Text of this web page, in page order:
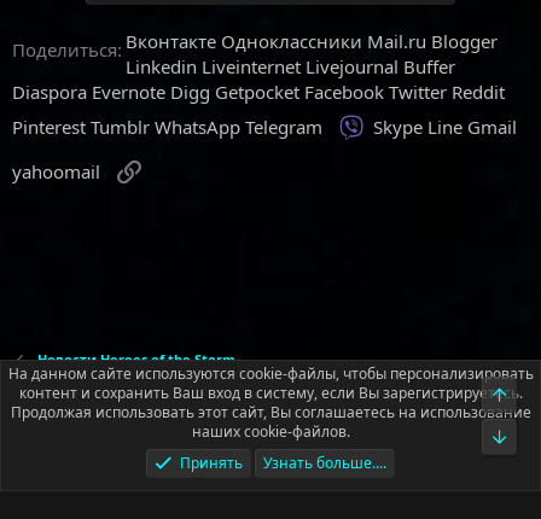
Поделиться: Вконтакте Одноклассники Mail.ru Blogger
Linkedin Liveinternet Livejournal Buffer
Diaspora Evernote Digg Getpocket Facebook Twitter Reddit
Pinterest Tumblr WhatsApp Telegram Viber
Skype Line Gmail
yahoomail
Новости Heroes of the Storm
Русский (RU)
Условия и правила
Политика конфиденциальности
Помощь Главная
На данном сайте используются cookie-файлы, чтобы персонализировать
контент и сохранить Ваш вход в систему, если Вы зарегистрируетесь.
Продолжая использовать этот сайт, Вы соглашаетесь на использование
наших cookie-файлов.
Принять
Узнать больше....
Верх
Низ